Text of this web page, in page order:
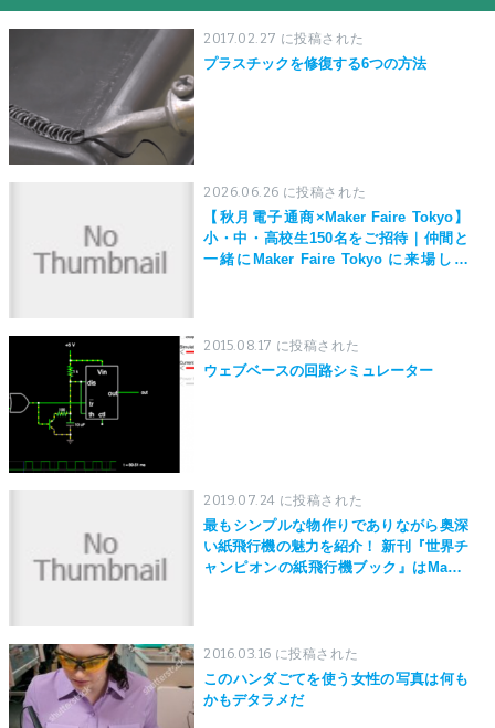
2017.02.27 に投稿された
プラスチックを修復する6つの方法
2026.06.26 に投稿された
【秋月電子通商×Maker Faire Tokyo】
小・中・高校生150名をご招待｜仲間と
一緒にMaker Faire Tokyo に来場しよ
2015.08.17 に投稿された
ウェブベースの回路シミュレーター
2019.07.24 に投稿された
最もシンプルな物作りでありながら奥深
い紙飛行機の魅力を紹介！ 新刊『世界チ
ャンピオンの紙飛行機ブック』はMaker
2016.03.16 に投稿された
このハンダごてを使う女性の写真は何も
かもデタラメだ